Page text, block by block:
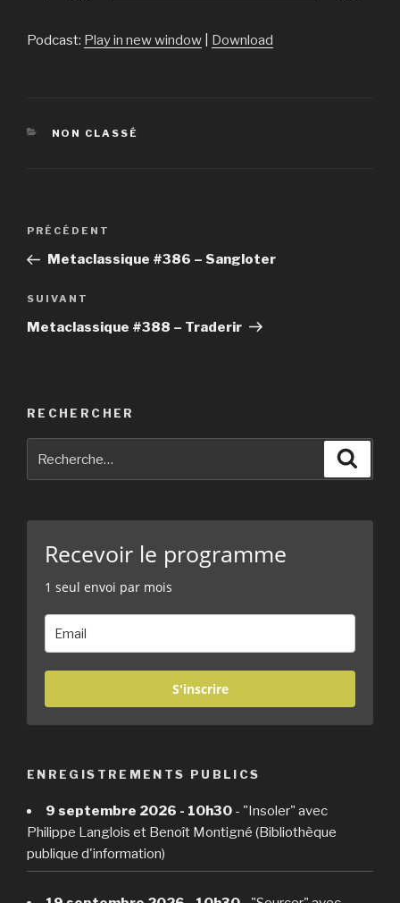
Podcast: Play in new window Download
CATÉGORIES
NON CLASSÉ
Navigation
l’article
Article
précédent
PRÉCÉDENT
Metaclassique #386 – Sangloter
Article
suivant
SUIVANT
Metaclassique #388 – Traderir
RECHERCHER
Recevoir le programme
1 seul envoi par mois
S'inscrire
ENREGISTREMENTS PUBLICS
9 septembre 2026 - 10h30 - "Insoler" avec
Philippe Langlois et Benoît Montigné (Bibliothèque
publique d'information)